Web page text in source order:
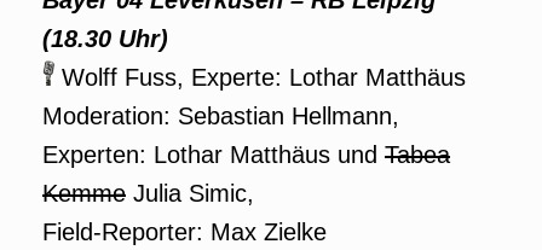
(18.30 Uhr)
Wolff Fuss, Experte: Lothar Matthäus
Moderation: Sebastian Hellmann,
Experten: Lothar Matthäus und Tabea
Kemme Julia Simic,
Field-Reporter: Max Zielke